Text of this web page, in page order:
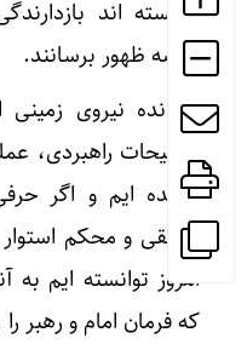
توانسته اند
منصه ظهور برسانند.
فرمانده نیروی
تسلیحات راهبردی،
رسیده ایم و اگر
منطقی و محکم
امروز توانسته ایم
که فرمان امام و رهبر